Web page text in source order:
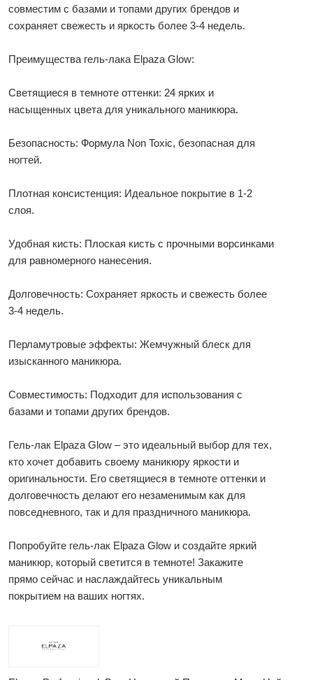
совместим с базами и топами других брендов и
сохраняет свежесть и яркость более 3-4 недель.
Преимущества гель-лака Elpaza Glow:
Светящиеся в темноте оттенки: 24 ярких и
насыщенных цвета для уникального маникюра.
Безопасность: Формула Non Toxic, безопасная для
ногтей.
Плотная консистенция: Идеальное покрытие в 1-2
слоя.
Удобная кисть: Плоская кисть с прочными ворсинками
для равномерного нанесения.
Долговечность: Сохраняет яркость и свежесть более
3-4 недель.
Перламутровые эффекты: Жемчужный блеск для
изысканного маникюра.
Совместимость: Подходит для использования с
базами и топами других брендов.
Гель-лак Elpaza Glow – это идеальный выбор для тех,
кто хочет добавить своему маникюру яркости и
оригинальности. Его светящиеся в темноте оттенки и
долговечность делают его незаменимым как для
повседневного, так и для праздничного маникюра.
Попробуйте гель-лак Elpaza Glow и создайте яркий
маникюр, который светится в темноте! Закажите
прямо сейчас и наслаждайтесь уникальным
покрытием на ваших ногтях.